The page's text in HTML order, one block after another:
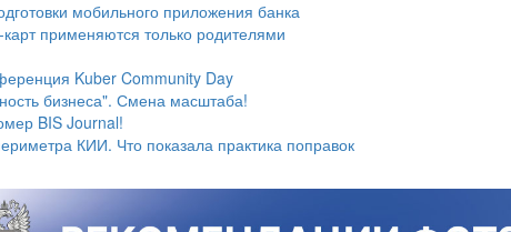
мобильного приложения банка
применяются только родителями
Kuber Community Day
бизнеса". Смена масштаба!
BIS Journal!
КИИ. Что показала практика поправок